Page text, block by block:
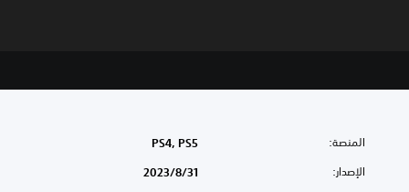
المنصة: PS4, PS5
الإصدار: 31‏/8‏/2023